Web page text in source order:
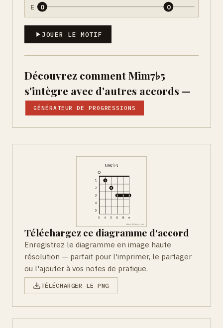
E 0 0
JOUER LE MOTIF
Découvrez comment Mim7♭5
s'intègre avec d'autres accords —
GÉNÉRATEUR DE PROGRESSIONS
Téléchargez ce diagramme d'accord
Enregistrez le diagramme en image haute
résolution — parfait pour l'imprimer, le partager
ou l'ajouter à vos notes de pratique.
TÉLÉCHARGER LE PNG